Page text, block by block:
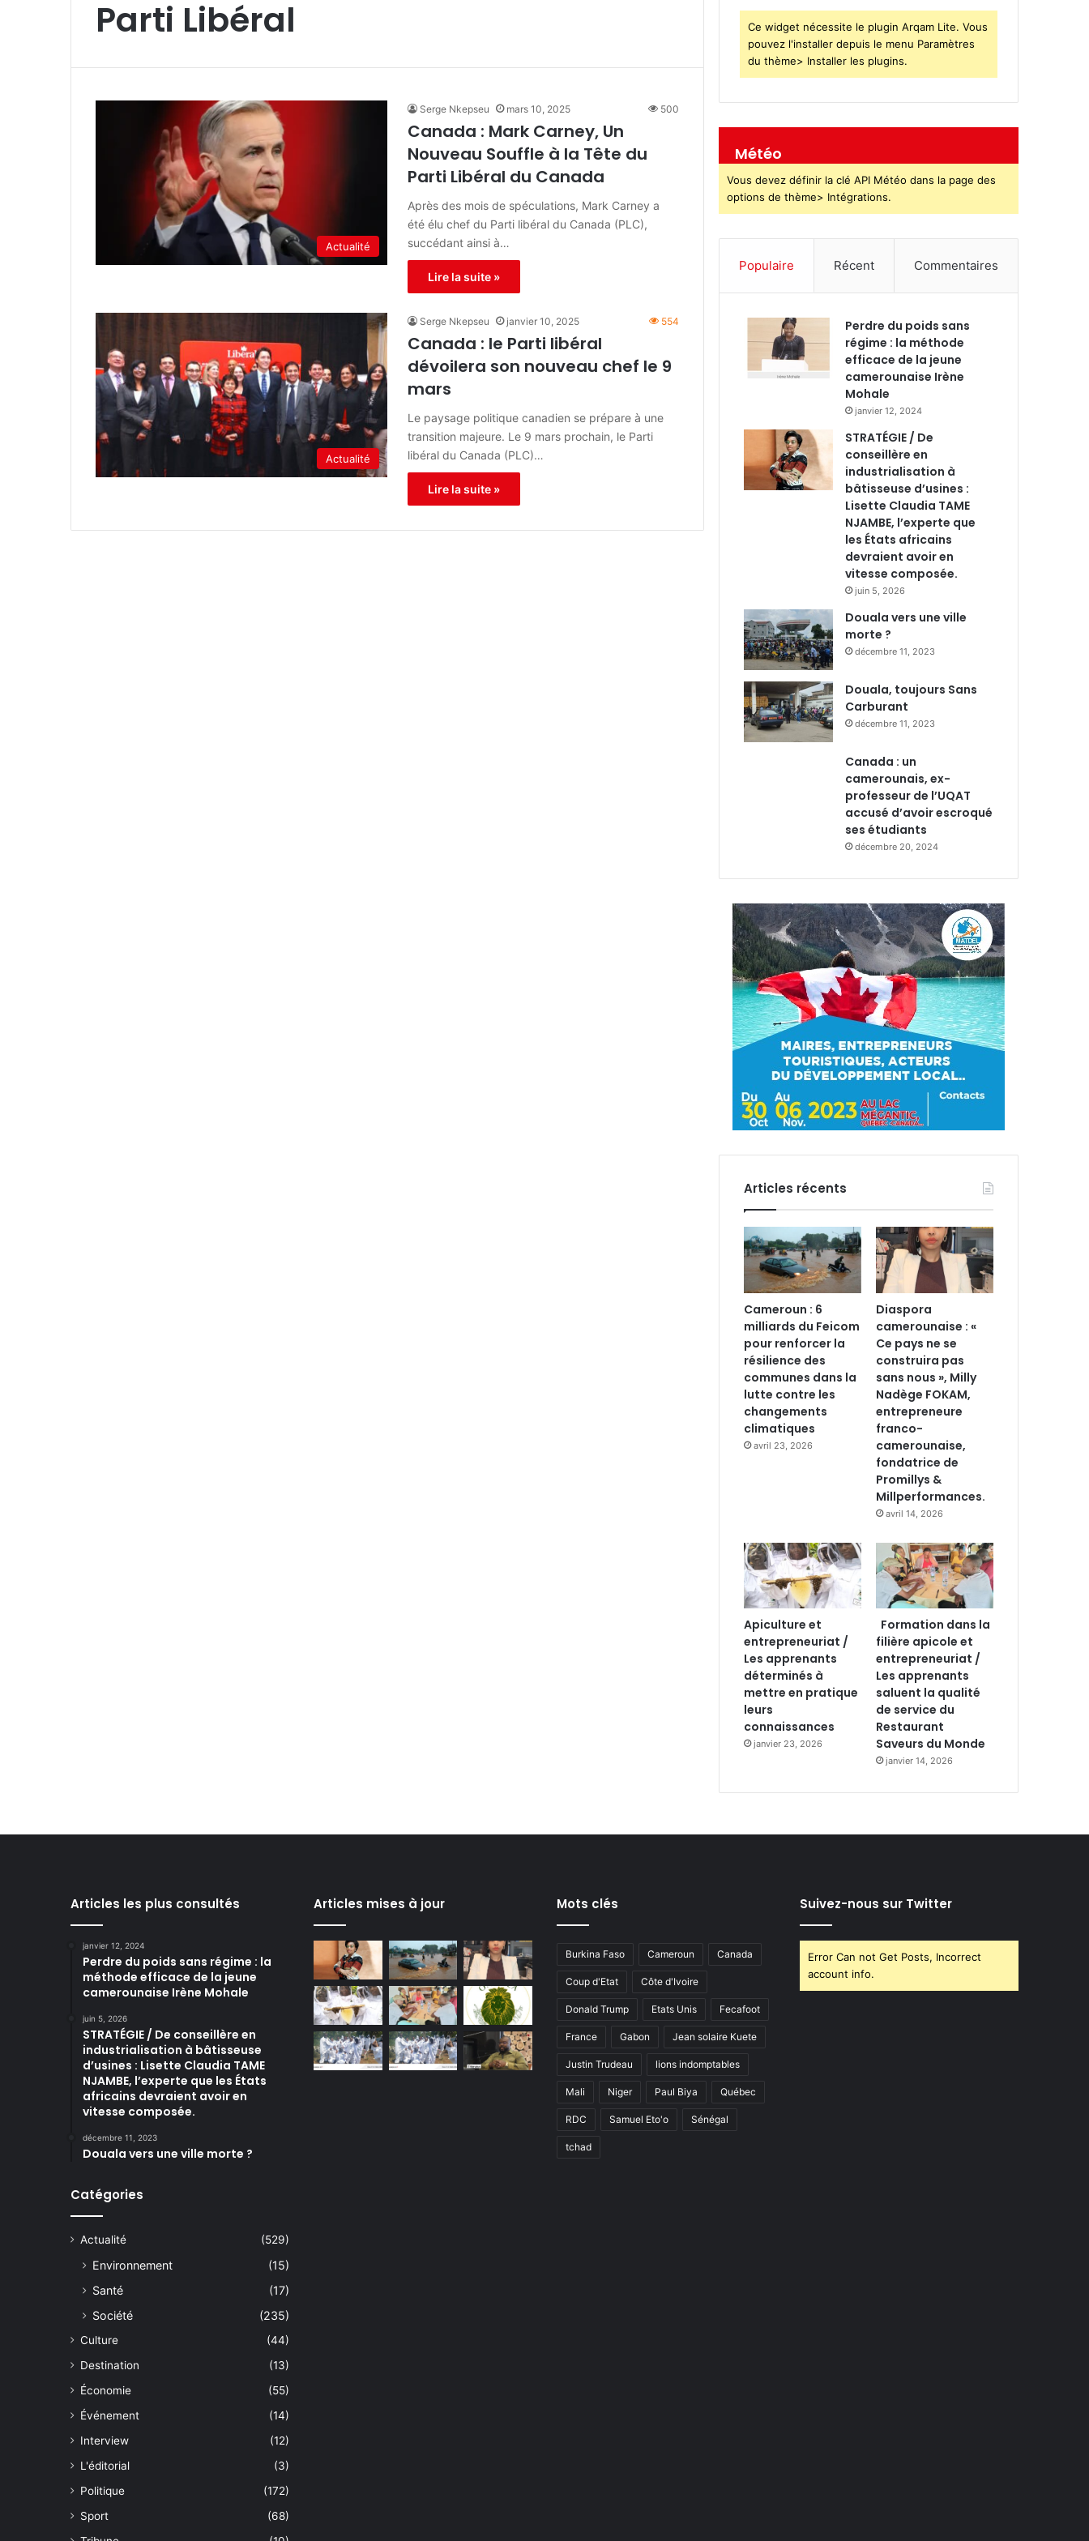
Parti Libéral
Actualité
Serge Nkepseu mars 10, 2025 500
Canada : Mark Carney, Un
Nouveau Souffle à la Tête du
Parti Libéral du Canada
Après des mois de spéculations, Mark Carney a
été élu chef du Parti libéral du Canada (PLC),
succédant ainsi à…
Lire la suite »
Actualité
Serge Nkepseu janvier 10, 2025 554
Canada : le Parti libéral
dévoilera son nouveau chef le 9
mars
Le paysage politique canadien se prépare à une
transition majeure. Le 9 mars prochain, le Parti
libéral du Canada (PLC)…
Lire la suite »
Ce widget nécessite le plugin Arqam Lite. Vous
pouvez l'installer depuis le menu Paramètres
du thème> Installer les plugins.
Météo
Vous devez définir la clé API Météo dans la page des
options de thème> Intégrations.
Populaire Récent Commentaires
Perdre du poids sans
régime : la méthode
efficace de la jeune
camerounaise Irène
Mohale
janvier 12, 2024
STRATÉGIE / De
conseillère en
industrialisation à
bâtisseuse d’usines :
Lisette Claudia TAME
NJAMBE, l’experte que
les États africains
devraient avoir en
vitesse composée.
juin 5, 2026
Douala vers une ville
morte ?
décembre 11, 2023
Douala, toujours Sans
Carburant
décembre 11, 2023
Canada : un
camerounais, ex-
professeur de l’UQAT
accusé d’avoir escroqué
ses étudiants
décembre 20, 2024
Articles récents
Cameroun : 6
milliards du Feicom
pour renforcer la
résilience des
communes dans la
lutte contre les
changements
climatiques
avril 23, 2026
Diaspora
camerounaise : «
Ce pays ne se
construira pas
sans nous », Milly
Nadège FOKAM,
entrepreneure
franco-
camerounaise,
fondatrice de
Promillys &
Millperformances.
avril 14, 2026
Apiculture et
entrepreneuriat /
Les apprenants
déterminés à
mettre en pratique
leurs
connaissances
janvier 23, 2026
Formation dans la
filière apicole et
entrepreneuriat /
Les apprenants
saluent la qualité
de service du
Restaurant
Saveurs du Monde
janvier 14, 2026
Articles les plus consultés
janvier 12, 2024
Perdre du poids sans régime : la
méthode efficace de la jeune
camerounaise Irène Mohale
juin 5, 2026
STRATÉGIE / De conseillère en
industrialisation à bâtisseuse
d’usines : Lisette Claudia TAME
NJAMBE, l’experte que les États
africains devraient avoir en
vitesse composée.
décembre 11, 2023
Douala vers une ville morte ?
Catégories
Actualité (529)
Environnement
(15)
Santé
(17)
Société
(235)
Culture
(44)
Destination
(13)
Économie
(55)
Événement
(14)
Interview
(12)
L'éditorial
(3)
Politique
(172)
Sport
(68)
Articles mises à jour Mots clés
Burkina Faso Cameroun Canada
Coup d'Etat Côte d'Ivoire
Donald Trump Etats Unis Fecafoot
France Gabon Jean solaire Kuete
Justin Trudeau lions indomptables
Mali Niger Paul Biya Québec
RDC Samuel Eto'o Sénégal
tchad
Suivez-nous sur Twitter
Error Can not Get Posts, Incorrect
account info.